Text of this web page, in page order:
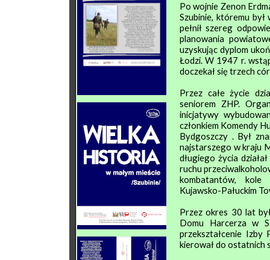
Po wojnie Zenon
Szubinie, któremu
pełnił szereg
planowania
uzyskując dyplom
Łodzi. W 1947 r.
doczekał się trzech
Przez całe życie
seniorem ZHP.
inicjatywy
członkiem Komendy
Bydgoszczy . Był
najstarszego w kraju
długiego życia
ruchu
kombatantów, kole
Kujawsko-Pałuckim
Przez okres 30 lat
Domu Harcerza w
przekształcenie Izby
kierował do ostatnich